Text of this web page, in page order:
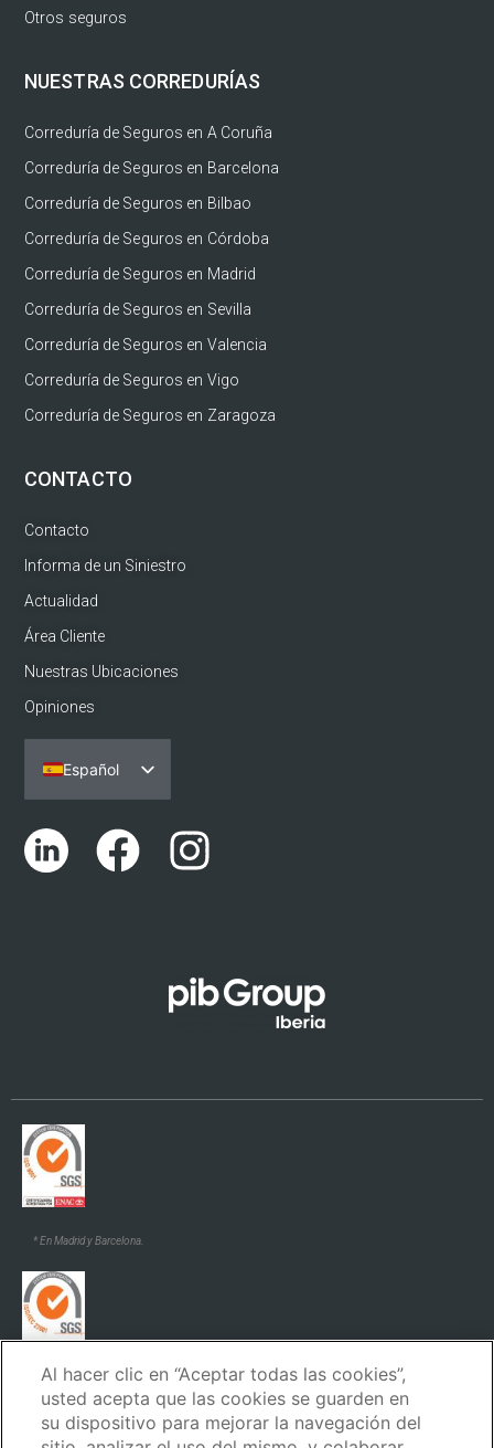
Otros seguros
NUESTRAS CORREDURÍAS
Correduría de Seguros en A Coruña
Correduría de Seguros en Barcelona
Correduría de Seguros en Bilbao
Correduría de Seguros en Córdoba
Correduría de Seguros en Madrid
Correduría de Seguros en Sevilla
Correduría de Seguros en Valencia
Correduría de Seguros en Vigo
Correduría de Seguros en Zaragoza
CONTACTO
Contacto
Informa de un Siniestro
Actualidad
Área Cliente
Nuestras Ubicaciones
Opiniones
Español
Português
English (UK)
* En Madrid y Barcelona.
Al hacer clic en “Aceptar todas las cookies”,
usted acepta que las cookies se guarden en
su dispositivo para mejorar la navegación del